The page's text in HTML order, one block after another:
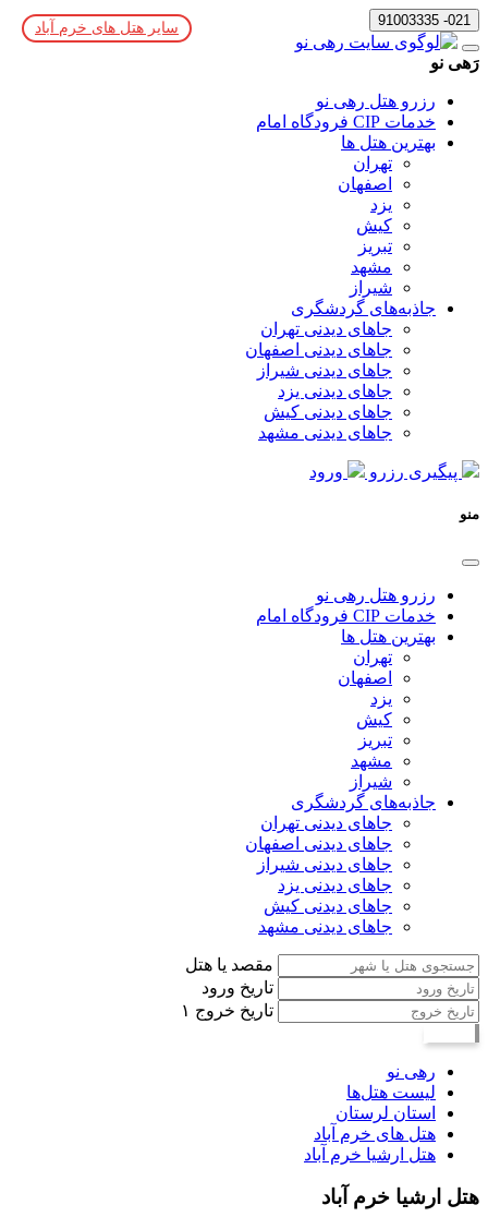
021- 91003335
رَهی نو
رزرو هتل رهی نو
خدمات CIP فرودگاه امام
بهترین هتل ها
تهران
اصفهان
یزد
کیش
تبریز
مشهد
شیراز
جاذبه‌های گردشگری
جاهای دیدنی تهران
جاهای دیدنی اصفهان
جاهای دیدنی شیراز
جاهای دیدنی یزد
جاهای دیدنی کیش
جاهای دیدنی مشهد
پیگیری رزرو ورود
منو
رزرو هتل رهی نو
خدمات CIP فرودگاه امام
بهترین هتل ها
تهران
اصفهان
یزد
کیش
تبریز
مشهد
شیراز
جاذبه‌های گردشگری
جاهای دیدنی تهران
جاهای دیدنی اصفهان
جاهای دیدنی شیراز
جاهای دیدنی یزد
جاهای دیدنی کیش
جاهای دیدنی مشهد
مقصد یا هتل
تاریخ ورود
تاریخ خروج ۱
رهی نو
لیست هتل‌ها
استان لرستان
هتل های خرم ‌آباد
هتل ارشیا خرم آباد
هتل ارشیا خرم آباد
سایر هتل های خرم ‌آباد